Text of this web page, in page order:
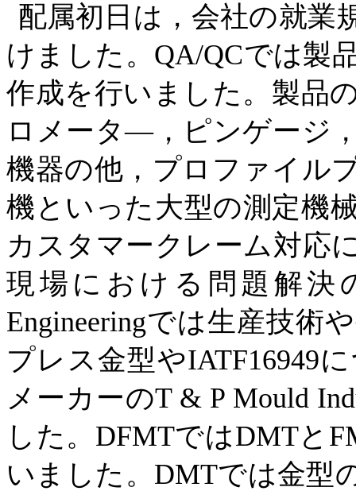
配属初日は，会社の就業
けました。 QA/QCでは製
作成を行いました。製品
ロメータ―，ピンゲージ
機器の他，プロファイル
機といった大型の測定機
カスタマークレーム対応
現場における問題解決
Engineeringでは生産技術
プレス金型やIATF16949
メーカーのT & P Mould
した。 DFMTではDMTと
いました。 DMTでは金型